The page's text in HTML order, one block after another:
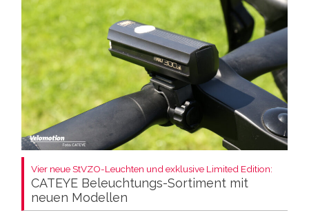
Vier neue StVZO-Leuchten und exklusive Limited Edition:
CATEYE Beleuchtungs-Sortiment mit
neuen Modellen